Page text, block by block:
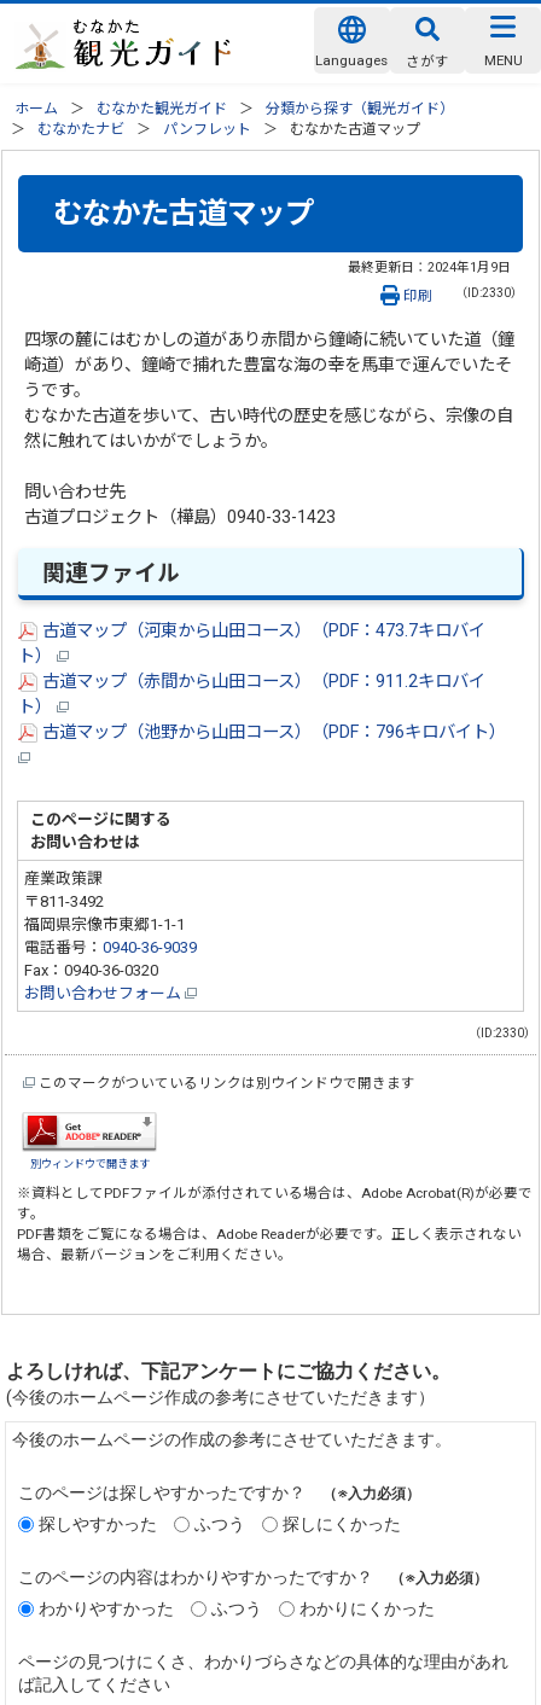
Languages さがす MENU
ホーム むなかた観光ガイド
分類から探す（観光ガイド）
むなかたナビ
パンフレット むなかた古道マップ
むなかた古道マップ
最終更新日： 2024年1月9日
（ID:2330）
印刷
四塚の麓にはむかしの道があり赤間から鐘崎に続いていた道（鐘
崎道）があり、鐘崎で捕れた豊富な海の幸を馬車で運んでいたそ
うです。
むなかた古道を歩いて、古い時代の歴史を感じながら、宗像の自
然に触れてはいかがでしょうか。
問い合わせ先
古道プロジェクト（樺島）0940-33-1423
関連ファイル
古道マップ（河東から山田コース）（PDF：473.7キロバイ
ト）
古道マップ（赤間から山田コース）（PDF：911.2キロバイ
ト）
古道マップ（池野から山田コース）（PDF：796キロバイト）
このページに関する
お問い合わせは
産業政策課
〒811-3492
福岡県宗像市東郷1-1-1
電話番号：0940-36-9039
Fax：0940-36-0320
お問い合わせフォーム
（ID:2330）
このマークがついているリンクは別ウインドウで開きます
別ウィンドウで開きます
※資料としてPDFファイルが添付されている場合は、Adobe Acrobat(R)が必要で
す。
PDF書類をご覧になる場合は、Adobe Readerが必要です。正しく表示されない
場合、最新バージョンをご利用ください。